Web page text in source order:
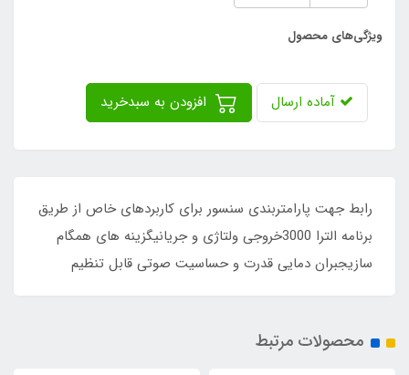
ویژگی‌های محصول
آماده ارسال
رابط جهت پارامتربندی سنسور برای کاربردهای خاص از طریق
برنامه الترا 3000خروجی ولتاژی و جریانیگزینه های همگام
سازیجبران دمایی قدرت و حساسیت صوتی قابل تنظیم
محصولات مرتبط